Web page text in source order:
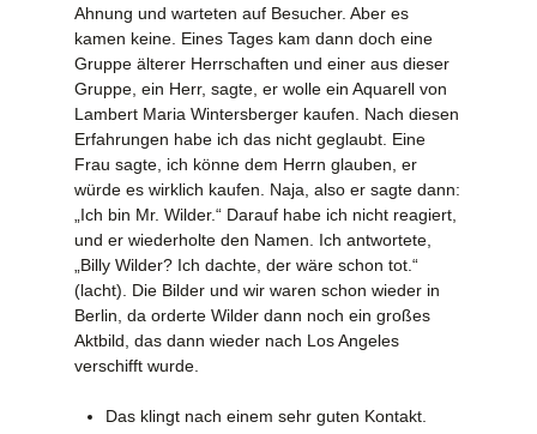
Ahnung und warteten auf Besucher. Aber es
kamen keine. Eines Tages kam dann doch eine
Gruppe älterer Herrschaften und einer aus dieser
Gruppe, ein Herr, sagte, er wolle ein Aquarell von
Lambert Maria Wintersberger kaufen. Nach diesen
Erfahrungen habe ich das nicht geglaubt. Eine
Frau sagte, ich könne dem Herrn glauben, er
würde es wirklich kaufen. Naja, also er sagte dann:
„Ich bin Mr. Wilder.“ Darauf habe ich nicht reagiert,
und er wiederholte den Namen. Ich antwortete,
„Billy Wilder? Ich dachte, der wäre schon tot.“
(lacht). Die Bilder und wir waren schon wieder in
Berlin, da orderte Wilder dann noch ein großes
Aktbild, das dann wieder nach Los Angeles
verschifft wurde.
Das klingt nach einem sehr guten Kontakt.